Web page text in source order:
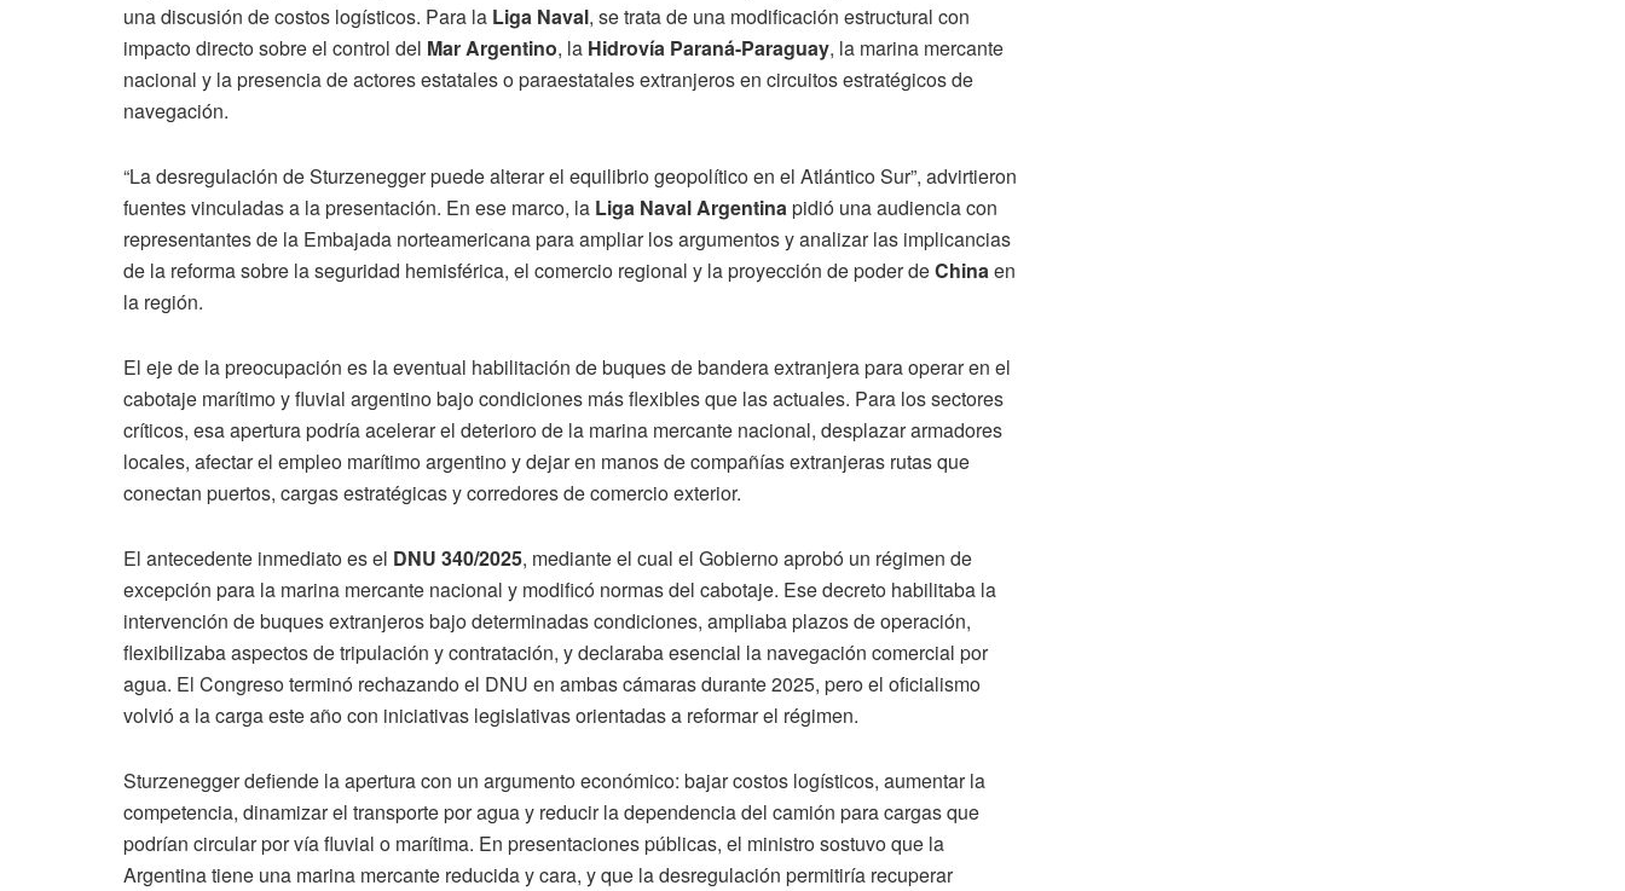
una discusión de costos logísticos. Para la Liga Naval, se trata de una modificación estructural con
impacto directo sobre el control del Mar Argentino, la Hidrovía Paraná-Paraguay, la marina mercante
nacional y la presencia de actores estatales o paraestatales extranjeros en circuitos estratégicos de
navegación.
“La desregulación de Sturzenegger puede alterar el equilibrio geopolítico en el Atlántico Sur”, advirtieron
fuentes vinculadas a la presentación. En ese marco, la Liga Naval Argentinapidió una audiencia con
representantes de la Embajada norteamericana para ampliar los argumentos y analizar las implicancias
de la reforma sobre la seguridad hemisférica, el comercio regional y la proyección de poder deChinaen
la región.
El eje de la preocupación es la eventual habilitación de buques de bandera extranjera para operar en el
cabotaje marítimo y fluvial argentino bajo condiciones más flexibles que las actuales. Para los sectores
críticos, esa apertura podría acelerar el deterioro de la marina mercante nacional, desplazar armadores
locales, afectar el empleo marítimo argentino y dejar en manos de compañías extranjeras rutas que
conectan puertos, cargas estratégicas y corredores de comercio exterior.
El antecedente inmediato es el DNU 340/2025, mediante el cual el Gobierno aprobó un régimen de
excepción para la marina mercante nacional y modificó normas del cabotaje. Ese decreto habilitaba la
intervención de buques extranjeros bajo determinadas condiciones, ampliaba plazos de operación,
flexibilizaba aspectos de tripulación y contratación, y declaraba esencial la navegación comercial por
agua. El Congreso terminó rechazando el DNU en ambas cámaras durante 2025, pero el oficialismo
volvió a la carga este año con iniciativas legislativas orientadas a reformar el régimen.
Sturzenegger defiende la apertura con un argumento económico: bajar costos logísticos, aumentar la
competencia, dinamizar el transporte por agua y reducir la dependencia del camión para cargas que
podrían circular por vía fluvial o marítima. En presentaciones públicas, el ministro sostuvo que la
Argentina tiene una marina mercante reducida y cara, y que la desregulación permitiría recuperar